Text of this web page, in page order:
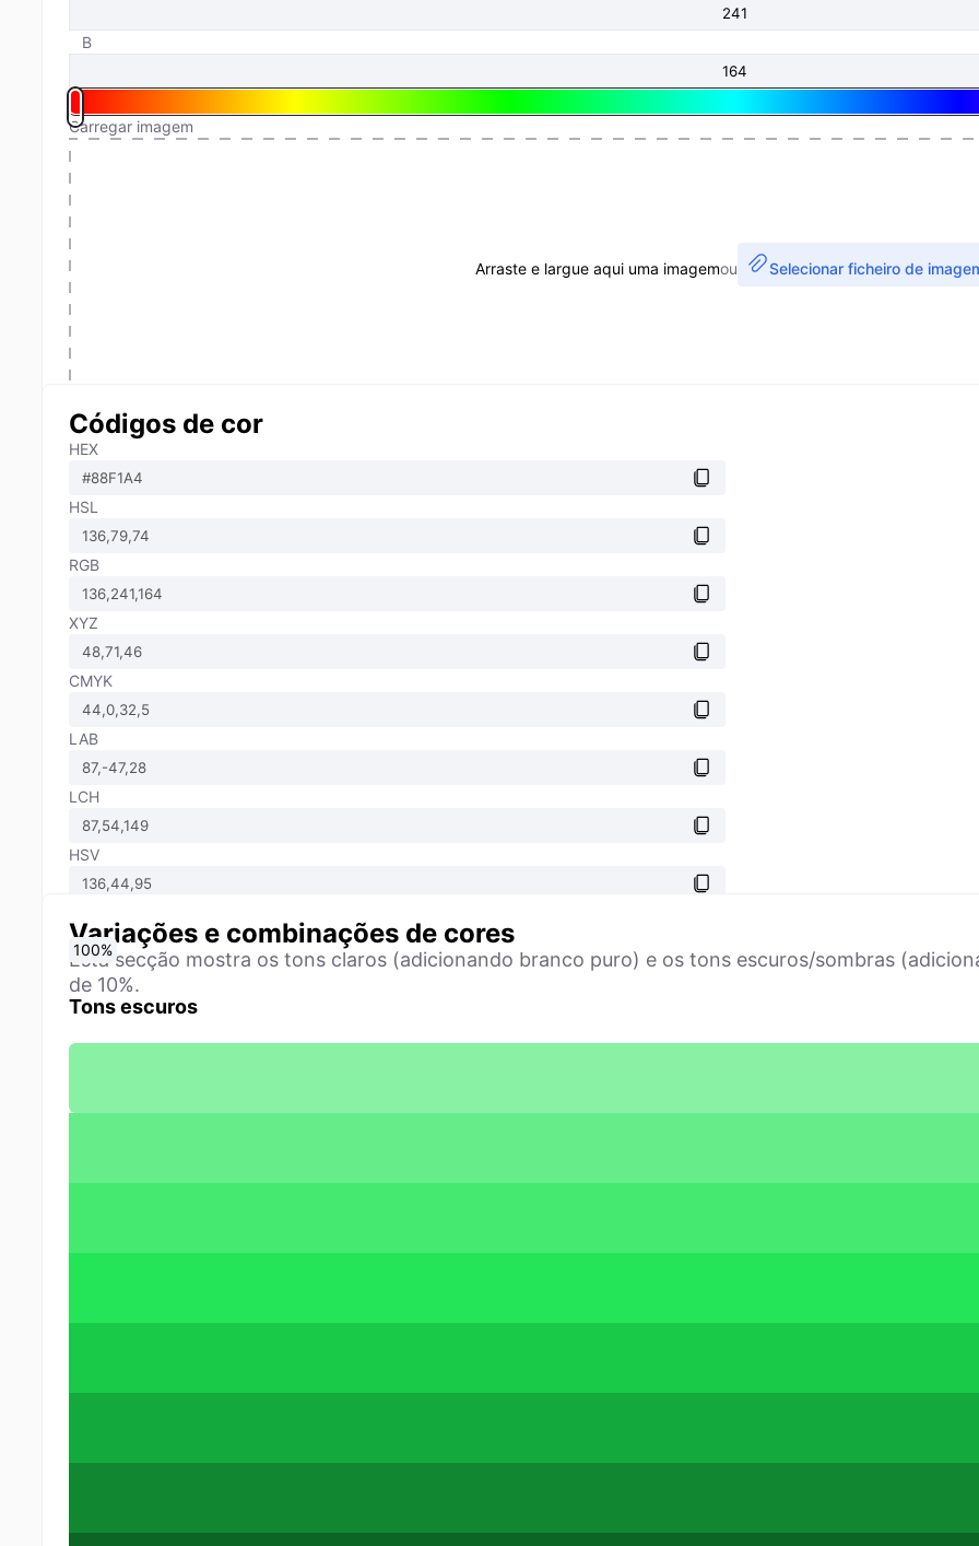
B
Carregar imagem
Arraste e largue aqui uma imagemou Selecionar ficheiro de
Códigos de cor
HEX
HSL
RGB
XYZ
CMYK
LAB
LCH
HSV
Variações e combinações de cores
Esta secção mostra os tons claros (adicionando branco puro) e os tons escuros/sombras
de 10%.
Tons escuros
0%
10%
20%
30%
40%
50%
60%
70%
80%
90%
100%